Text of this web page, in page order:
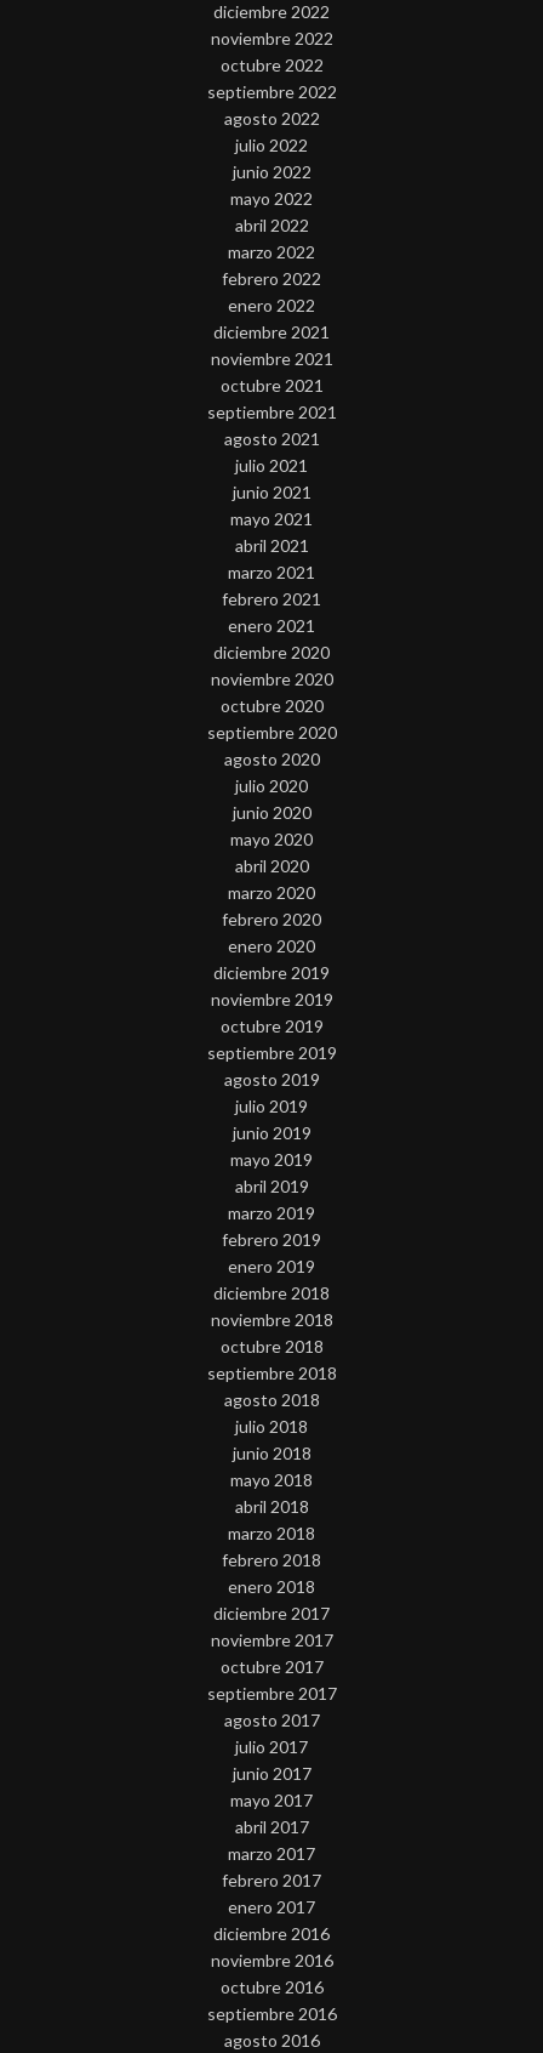
diciembre 2022
noviembre 2022
octubre 2022
septiembre 2022
agosto 2022
julio 2022
junio 2022
mayo 2022
abril 2022
marzo 2022
febrero 2022
enero 2022
diciembre 2021
noviembre 2021
octubre 2021
septiembre 2021
agosto 2021
julio 2021
junio 2021
mayo 2021
abril 2021
marzo 2021
febrero 2021
enero 2021
diciembre 2020
noviembre 2020
octubre 2020
septiembre 2020
agosto 2020
julio 2020
junio 2020
mayo 2020
abril 2020
marzo 2020
febrero 2020
enero 2020
diciembre 2019
noviembre 2019
octubre 2019
septiembre 2019
agosto 2019
julio 2019
junio 2019
mayo 2019
abril 2019
marzo 2019
febrero 2019
enero 2019
diciembre 2018
noviembre 2018
octubre 2018
septiembre 2018
agosto 2018
julio 2018
junio 2018
mayo 2018
abril 2018
marzo 2018
febrero 2018
enero 2018
diciembre 2017
noviembre 2017
octubre 2017
septiembre 2017
agosto 2017
julio 2017
junio 2017
mayo 2017
abril 2017
marzo 2017
febrero 2017
enero 2017
diciembre 2016
noviembre 2016
octubre 2016
septiembre 2016
agosto 2016